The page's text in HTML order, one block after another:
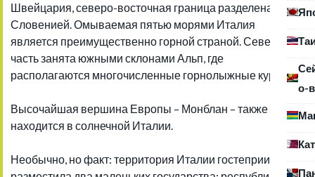
о-
Швейцария, северо-восточная граница разделена со
Словенией. Омываемая пятью морями Италия
является преимущественно горной страной. Северная
часть занята южными склонами Альп, где
располагаются многочисленные горнолыжные курорты.
Высочайшая вершина Европы – Монблан – также
находится в солнечной Италии.
Необычно, но факт: территория Италии гостеприимно